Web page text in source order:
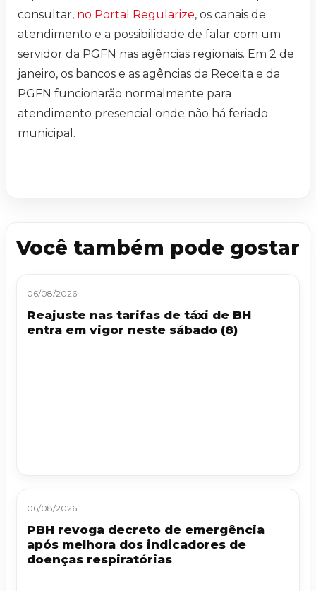
consultar, no Portal Regularize, os canais de
atendimento e a possibilidade de falar com um
servidor da PGFN nas agências regionais. Em 2 de
janeiro, os bancos e as agências da Receita e da
PGFN funcionarão normalmente para
atendimento presencial onde não há feriado
municipal.
Você também pode gostar
06/08/2026
Reajuste nas tarifas de táxi de BH
entra em vigor neste sábado (8)
06/08/2026
PBH revoga decreto de emergência
após melhora dos indicadores de
doenças respiratórias